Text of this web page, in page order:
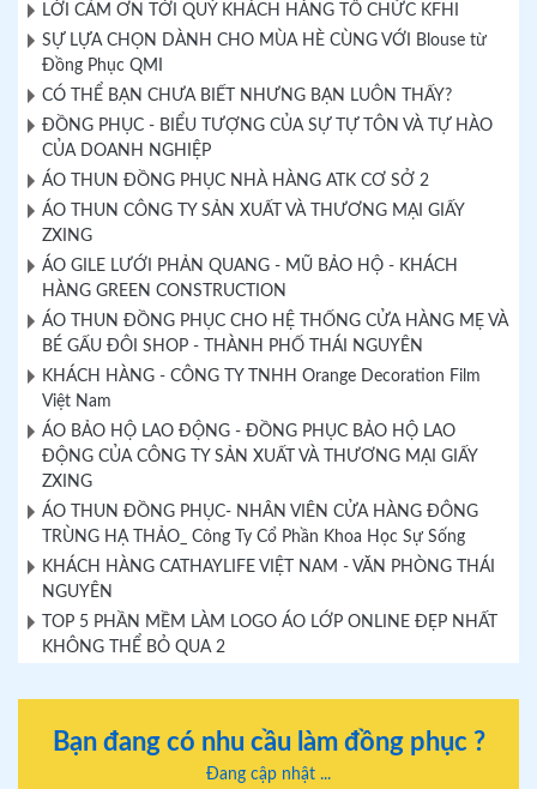
LỜI CẢM ƠN TỚI QUÝ KHÁCH HÀNG TỔ CHỨC KFHI
SỰ LỰA CHỌN DÀNH CHO MÙA HÈ CÙNG VỚI Blouse từ
Đồng Phục QMI
CÓ THỂ BẠN CHƯA BIẾT NHƯNG BẠN LUÔN THẤY?
ĐỒNG PHỤC - BIỂU TƯỢNG CỦA SỰ TỰ TÔN VÀ TỰ HÀO
CỦA DOANH NGHIỆP
ÁO THUN ĐỒNG PHỤC NHÀ HÀNG ATK CƠ SỞ 2
ÁO THUN CÔNG TY SẢN XUẤT VÀ THƯƠNG MẠI GIẤY
ZXING
ÁO GILE LƯỚI PHẢN QUANG - MŨ BẢO HỘ - KHÁCH
HÀNG GREEN CONSTRUCTION
ÁO THUN ĐỒNG PHỤC CHO HỆ THỐNG CỬA HÀNG MẸ VÀ
BÉ GẤU ĐÔI SHOP - THÀNH PHỐ THÁI NGUYÊN
KHÁCH HÀNG - CÔNG TY TNHH Orange Decoration Film
Việt Nam
ÁO BẢO HỘ LAO ĐỘNG - ĐỒNG PHỤC BẢO HỘ LAO
ĐỘNG CỦA CÔNG TY SẢN XUẤT VÀ THƯƠNG MẠI GIẤY
ZXING
ÁO THUN ĐỒNG PHỤC- NHÂN VIÊN CỬA HÀNG ĐÔNG
TRÙNG HẠ THẢO_ Công Ty Cổ Phần Khoa Học Sự Sống
KHÁCH HÀNG CATHAYLIFE VIỆT NAM - VĂN PHÒNG THÁI
NGUYÊN
TOP 5 PHẦN MỀM LÀM LOGO ÁO LỚP ONLINE ĐẸP NHẤT
KHÔNG THỂ BỎ QUA 2
Bạn đang có nhu cầu làm đồng phục ?
Đang cập nhật ...